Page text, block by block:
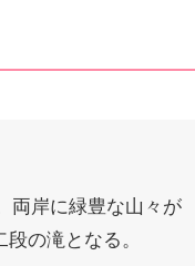
両岸に緑豊な山々が
の滝となる。